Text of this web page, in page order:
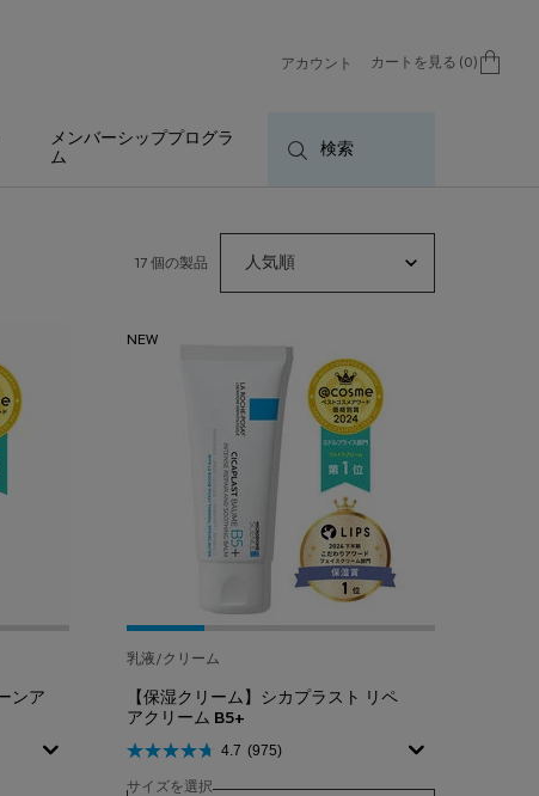
アカウント カートを見る 0
0 カート内の製品
メンバーシッププログラ
ム
検索
17 個の製品
ンア
NEW
乳液/クリーム
【保湿クリーム】シカプラスト リペ
アクリーム B5+​
4.7 (975)
サイズを選択